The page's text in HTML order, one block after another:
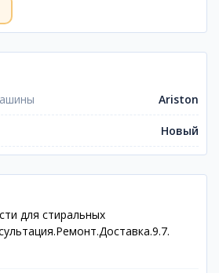
Ariston
Новый
для стиральных